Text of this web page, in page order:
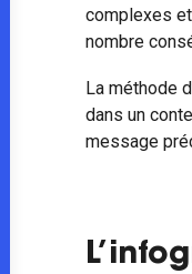
complexes
nombre
La méthode
dans un
message